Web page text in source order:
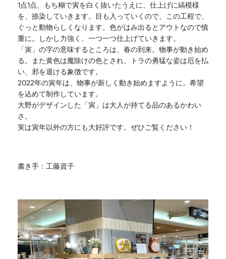
1点1点、もち糊で寅を白く抜いたうえに、仕上げに縞模様
を、 捺染していきます。目も入っていくので、この工程で、
ぐっと動物らしくなります。色がはみ出るとアウトなので慎
重に。
しかし力強く、一つ一つ仕上げていきます。
「寅」の字の意味するところは、春の到来。物事が動き始め
る。
また黄色は魔除けの色とされ、トラの勇猛な姿は厄を払
い、 邪を退ける象徴です。
2022年の寅年は、物事が新しく動き始めますように。 希望
を込めて制作しています。
大野がデザインした「寅」は大人が持てる品のあるかわい
さ。
実は寅年以外の方にも大好評です。ぜひご覧ください！
書き手：工藤資子